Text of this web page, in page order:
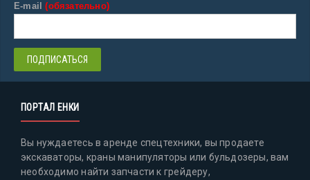
E-mail(обязательно)
ПОРТАЛ ЕНКИ
Вы нуждаетесь в аренде спецтехники, вы продаете
экскаваторы, краны манипуляторы или бульдозеры, вам
необходимо найти запчасти к грейдеру,